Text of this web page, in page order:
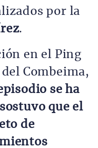
por la
.
en el Ping
Combeima,
se ha
que el
de